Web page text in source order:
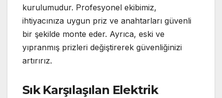
kurulumudur. Profesyonel ekibimiz,
ihtiyacınıza uygun priz ve anahtarları güvenli
bir şekilde monte eder. Ayrıca, eski ve
yıpranmış prizleri değiştirerek güvenliğinizi
artırırız.
Sık Karşılaşılan Elektrik